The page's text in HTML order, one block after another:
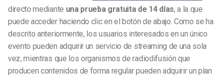
directo mediante una prueba gratuita de 14 días, a la que
puede acceder haciendo clic en el botón de abajo. Como se ha
descrito anteriormente, los usuarios interesados en un único
evento pueden adquirir un servicio de streaming de una sola
vez, mientras que los organismos de radiodifusión que
producen contenidos de forma regular pueden adquirir un plan